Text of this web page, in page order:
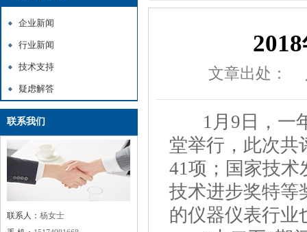
企业新闻
行业新闻
技术支持
疑虑解答
联系我们
联系人： 杨女士
文章出处：
1月9日，一年
堂举行，此次共
41项；国家技术
技术进步奖特等
的仪器仪表行业